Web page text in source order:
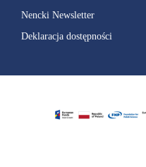
Nencki Newsletter
Deklaracja dostępności